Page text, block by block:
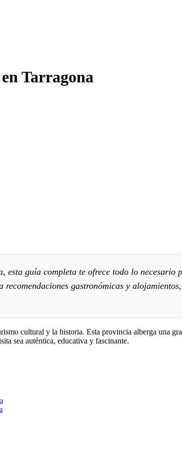
Tarragona
esta guía completa te ofrece todo lo
gastronómicas y
cultural y la historia. Esta provincia alberga una
sea auténtica, educativa y fascinante.